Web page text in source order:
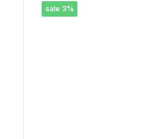
sale 3%